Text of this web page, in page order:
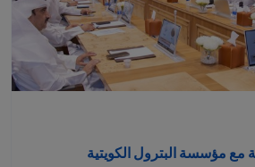
مع مؤسسة البترول الكويتية